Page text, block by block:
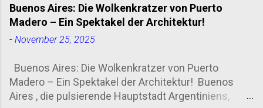
graue Gebäude Córdoba ist seit Jahrhunderten eine
Studierendenstadt. Die Universidad Nacional de
Córdoba , gegründet 1613, gehört zu den ältesten
Magnet: Zehntausende Studierende aus Argentinien,
Bolivien, Chile oder Spanien bevölkern Bibliotheken,
Bars und Busse. Das Spannende: Die Universität ist
Buenos Aires: Die Wolkenkratzer von Puerto
Madero – Ein Spektakel der Architektur!
- November 25, 2025
Buenos Aires: Die Wolkenkratzer von Puerto
Madero – Ein Spektakel der Architektur! Buenos
Aires , die pulsierende Hauptstadt Argentiniens,